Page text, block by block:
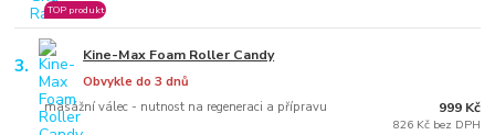
TOP produkt
3. Kine-Max Foam Roller Candy
masážní válec - nutnost na regeneraci a přípravu
Obvykle do 3 dnů
999 Kč
826 Kč bez DPH